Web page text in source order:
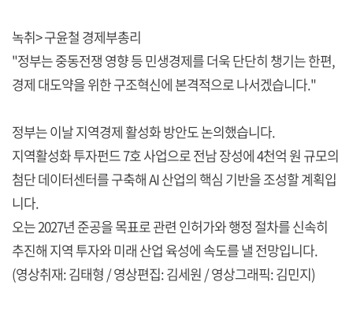
녹취> 구윤철 경제부총리
"정부는 중동전쟁 영향 등 민생경제를 더욱 단단히 챙기는 한편,
경제 대도약을 위한 구조혁신에 본격적으로 나서겠습니다."
정부는 이날 지역경제 활성화 방안도 논의했습니다.
지역활성화 투자펀드 7호 사업으로 전남 장성에 4천억 원 규모의
첨단 데이터센터를 구축해 AI 산업의 핵심 기반을 조성할 계획입
니다.
오는 2027년 준공을 목표로 관련 인허가와 행정 절차를 신속히
추진해 지역 투자와 미래 산업 육성에 속도를 낼 전망입니다.
(영상취재: 김태형 / 영상편집: 김세원 / 영상그래픽: 김민지)